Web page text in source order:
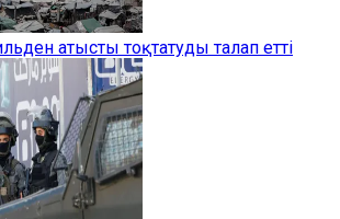
атысты тоқтатуды талап етті